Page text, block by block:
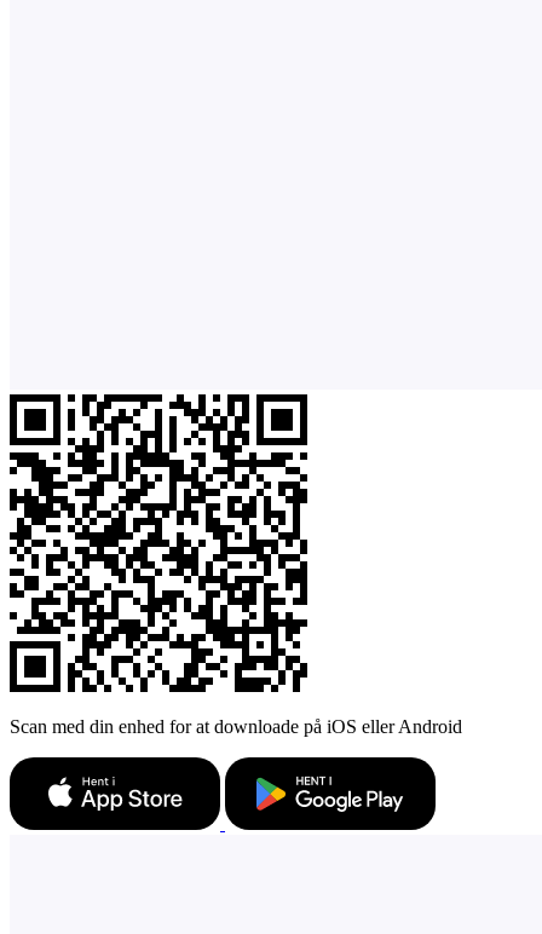
Scan med din enhed for at downloade på iOS eller Android